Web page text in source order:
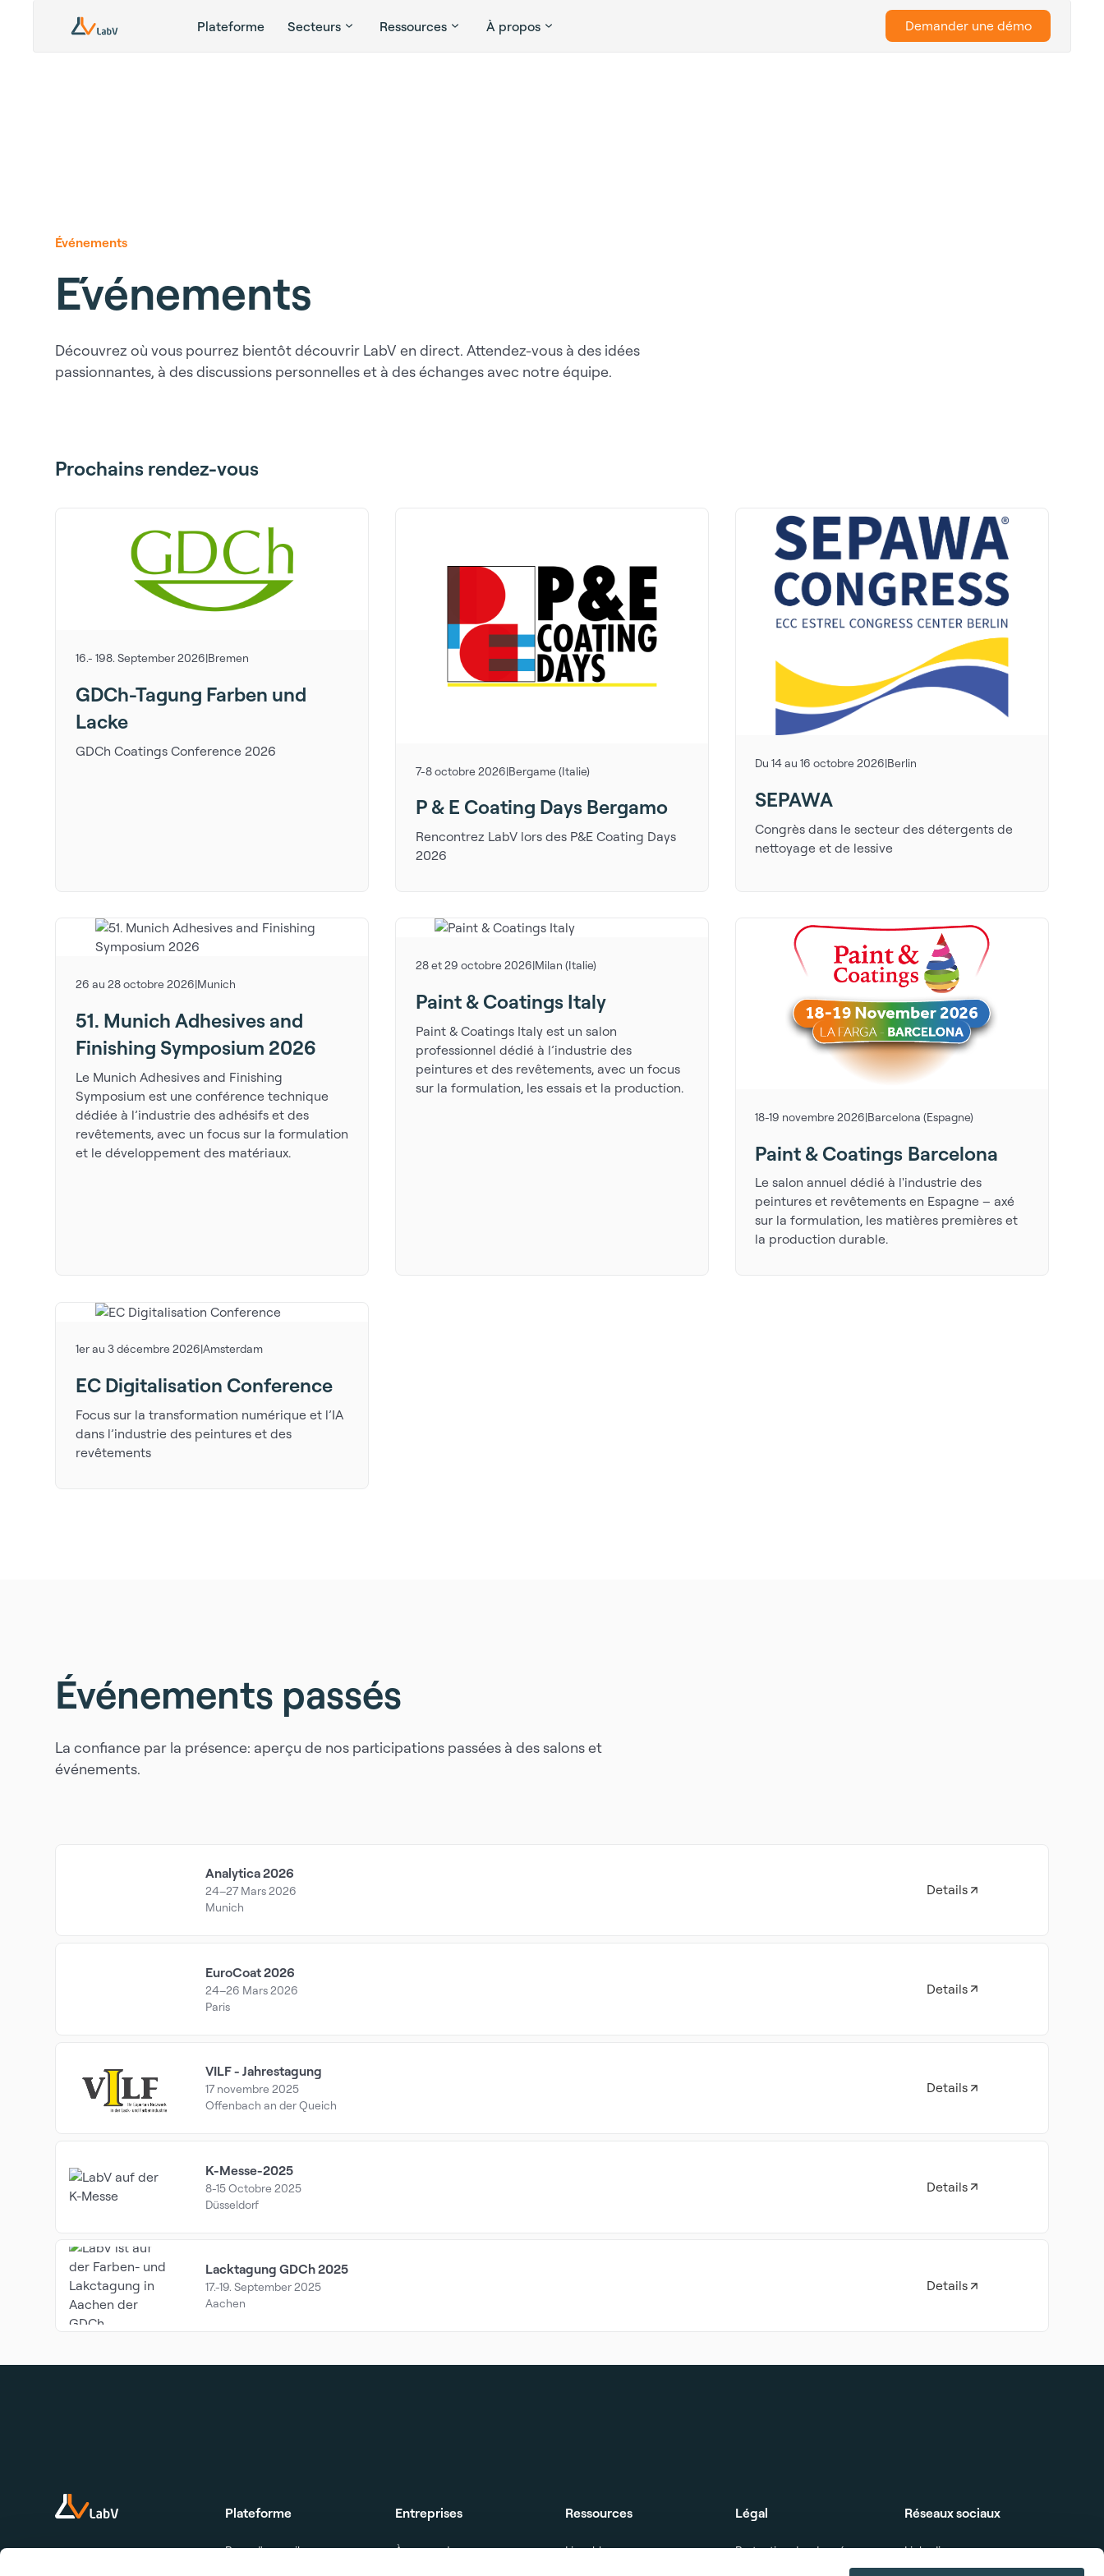
Plateforme Secteurs Ressources À propos Demander une démo
Événements
E´vénements
Découvrez où vous pourrez bientôt découvrir LabV en direct. Attendez-vous à des idées
passionnantes, à des discussions personnelles et à des échanges avec notre équipe.
Prochains rendez-vous
16.- 198. September 2026|Bremen
GDCh-Tagung Farben und
Lacke
GDCh Coatings Conference 2026
7-8 octobre 2026|Bergame (Italie)
P & E Coating Days Bergamo
Rencontrez LabV lors des P&E Coating Days
2026
Du 14 au 16 octobre 2026|Berlin
SEPAWA
Congrès dans le secteur des détergents de
nettoyage et de lessive
26 au 28 octobre 2026|Munich
51. Munich Adhesives and
Finishing Symposium 2026
Le Munich Adhesives and Finishing
Symposium est une conférence technique
dédiée à l’industrie des adhésifs et des
revêtements, avec un focus sur la formulation
et le développement des matériaux.
28 et 29 octobre 2026|Milan (Italie)
Paint & Coatings Italy
Paint & Coatings Italy est un salon
professionnel dédié à l’industrie des
peintures et des revêtements, avec un focus
sur la formulation, les essais et la production.
18-19 novembre 2026|Barcelona (Espagne)
Paint & Coatings Barcelona
Le salon annuel dédié à l'industrie des
peintures et revêtements en Espagne – axé
sur la formulation, les matières premières et
la production durable.
1er au 3 décembre 2026|Amsterdam
EC Digitalisation Conference
Focus sur la transformation numérique et l’IA
dans l’industrie des peintures et des
revêtements
Événements passés
La confiance par la présence: aperçu de nos participations passées à des salons et
événements.
Analytica 2026
24–27 Mars 2026
Munich
Details
EuroCoat 2026
24–26 Mars 2026
Paris
Details
VILF - Jahrestagung
17 novembre 2025
Offenbach an der Queich
Details
K-Messe-2025
8-15 Octobre 2025
Düsseldorf
Details
Lacktagung GDCh 2025
17.-19. September 2025
Aachen
Details
Plateforme
Page d'accueil
Entreprises
À propos de nous
Ressources
Livre blanc
Légal
Protection des données
Réseaux sociaux
Linkedin